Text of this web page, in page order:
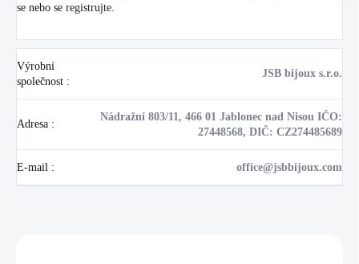
se nebo se registrujte
Výrobní
společnost :
JSB bijoux s.r.o.
Adresa :
Nádražní 803/11, 466 01 Jablonec nad Nisou IČO:
27448568, DIČ: CZ274485689
E-mail : office@jsbbijoux.com